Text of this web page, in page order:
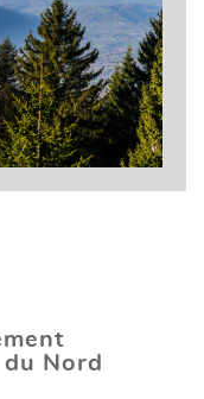
Nord